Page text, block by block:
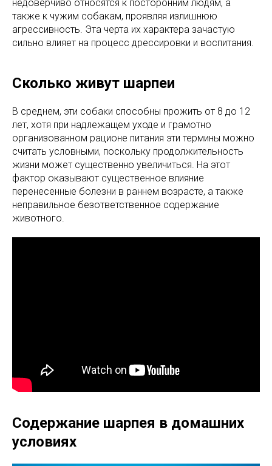
недоверчиво относятся к посторонним людям, а
также к чужим собакам, проявляя излишнюю
агрессивность. Эта черта их характера зачастую
сильно влияет на процесс дрессировки и воспитания.
Сколько живут шарпеи
В среднем, эти собаки способны прожить от 8 до 12
лет, хотя при надлежащем уходе и грамотно
организованном рационе питания эти термины можно
считать условными, поскольку продолжительность
жизни может существенно увеличиться. На этот
фактор оказывают существенное влияние
перенесенные болезни в раннем возрасте, а также
неправильное безответственное содержание
животного.
Содержание шарпея в домашних
условиях